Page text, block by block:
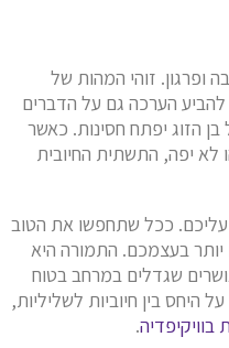
זוהי המהות של
להביע הערכה גם על הדברים
הזוג יפתח חסינות. כאשר
יפה, התשתית החיובית
ככל שתחפשו את הטוב
יותר בעצמכם. התמורה היא
שגדלים במרחב בטוח
היחס בין חיוביות לשליליות,
בוויקיפדיה.